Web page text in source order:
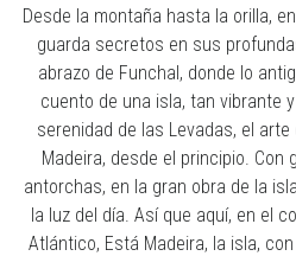
Desde la montaña hasta la orilla,
guarda secretos en sus
abrazo de Funchal, donde lo
cuento de una isla, tan vibrante
serenidad de las Levadas, el
Madeira, desde el principio.
antorchas, en la gran obra de la
la luz del día. Así que aquí, en el
Atlántico, Está Madeira, la isla,